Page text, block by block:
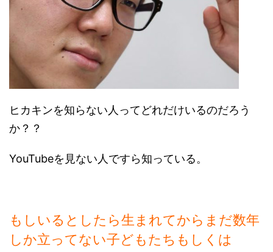
ヒカキンを知らない人ってどれだけいるのだろう
か？？
YouTubeを見ない人ですら知っている。
もしいるとしたら生まれてからまだ数年
しか立ってない子どもたちもしくは